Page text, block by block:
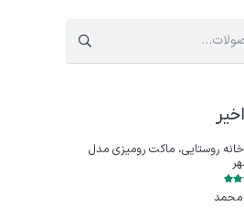
روستایی، ماکت رومیزی مدل